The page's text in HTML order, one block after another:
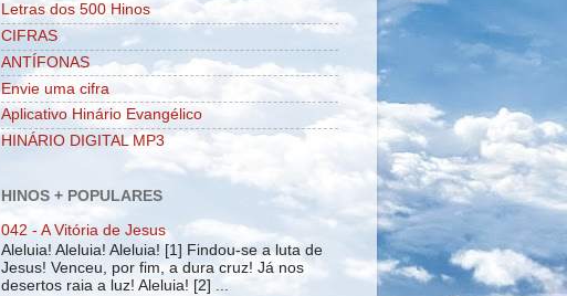
Letras dos 500 Hinos
CIFRAS
ANTÍFONAS
Envie uma cifra
Aplicativo Hinário Evangélico
HINÁRIO DIGITAL MP3
HINOS + POPULARES
042 - A Vitória de Jesus
Aleluia! Aleluia! Aleluia! [1] Findou-se a luta de
Jesus! Venceu, por fim, a dura cruz! Já nos
desertos raia a luz! Aleluia! [2] ...